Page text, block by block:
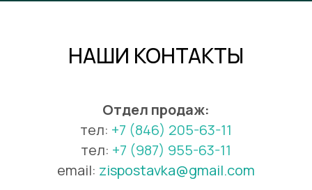
НАШИ КОНТАКТЫ
Отдел продаж:
тел: +7 (846) 205-63-11
тел: +7 (987) 955-63-11
email: zispostavka@gmail.com